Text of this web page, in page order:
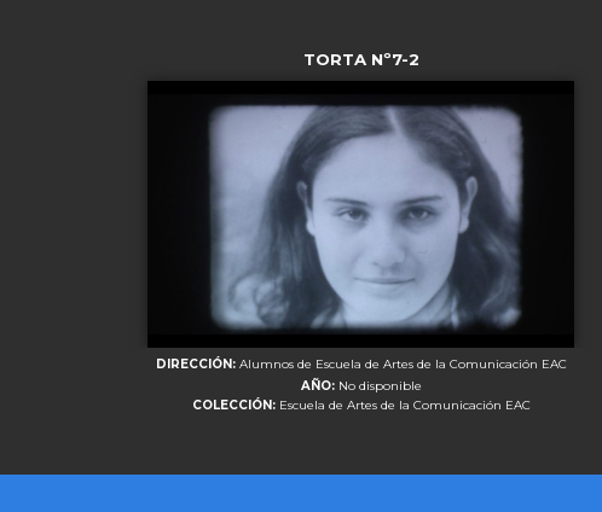
TORTA Nº7-2
DIRECCIÓN: Alumnos de Escuela de Artes de la Comunicación EAC
AÑO: No disponible
COLECCIÓN: Escuela de Artes de la Comunicación EAC